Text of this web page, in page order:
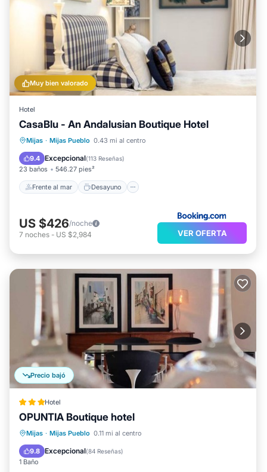
Muy bien valorado
Hotel
CasaBlu - An Andalusian Boutique Hotel
Mijas · Mijas Pueblo 0.43 mi al centro
9.4 Excepcional(113 Reseñas)
23 baños 546.27 pies²
Frente al mar Desayuno
Frente al mar
Desayuno
Aparcamiento
US $426/noche
7 noches - US $2,984 VER OFERTA
Precio bajó
Hotel
OPUNTIA Boutique hotel
Mijas · Mijas Pueblo 0.11 mi al centro
9.8 Excepcional(84 Reseñas)
1 Baño
Desayuno Balcón/Terraza
Aire acondicionado